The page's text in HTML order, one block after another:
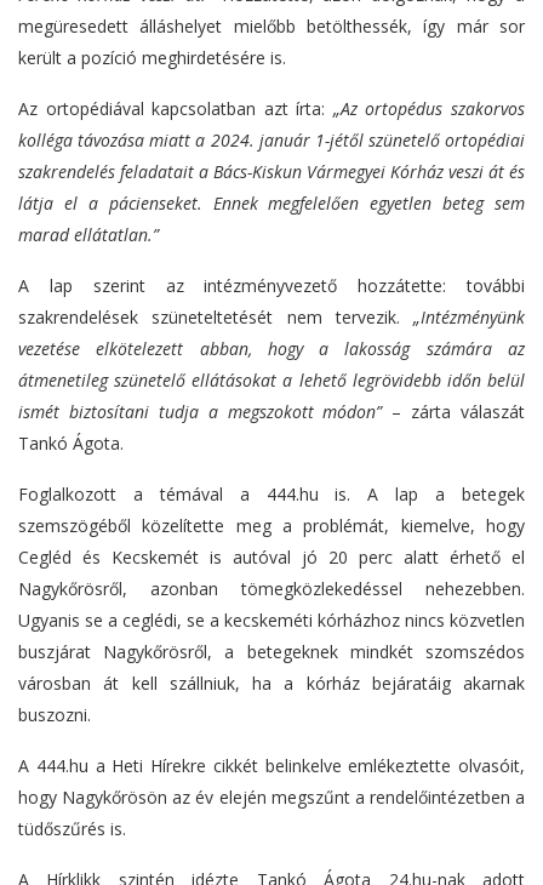
megüresedett álláshelyet mielőbb betölthessék, így már sor
került a pozíció meghirdetésére is.
Az ortopédiával kapcsolatban azt írta: „Az ortopédus szakorvos
kolléga távozása miatt a 2024. január 1-jétől szünetelő ortopédiai
szakrendelés feladatait a Bács-Kiskun Vármegyei Kórház veszi át és
látja el a pácienseket. Ennek megfelelően egyetlen beteg sem
marad ellátatlan.”
A lap szerint az intézményvezető hozzátette: további
szakrendelések szüneteltetését nem tervezik. „Intézményünk
vezetése elkötelezett abban, hogy a lakosság számára az
átmenetileg szünetelő ellátásokat a lehető legrövidebb időn belül
ismét biztosítani tudja a megszokott módon”– zárta válaszát
Tankó Ágota.
Foglalkozott a témával a 444.hu is. A lap a betegek
szemszögéből közelítette meg a problémát, kiemelve, hogy
Cegléd és Kecskemét is autóval jó 20 perc alatt érhető el
Nagykőrösről, azonban tömegközlekedéssel nehezebben.
Ugyanis se a ceglédi, se a kecskeméti kórházhoz nincs közvetlen
buszjárat Nagykőrösről, a betegeknek mindkét szomszédos
városban át kell szállniuk, ha a kórház bejáratáig akarnak
buszozni.
A 444.hu a Heti Hírekre cikkét belinkelve emlékeztette olvasóit,
hogy Nagykőrösön az év elején megszűnt a rendelőintézetben a
tüdőszűrés is.
A Hírklikk szintén idézte Tankó Ágota 24.hu-nak adott